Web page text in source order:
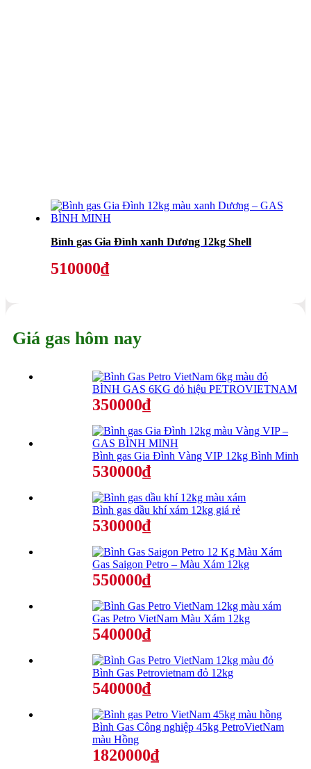
Bình gas Gia Đình xanh Dương 12kg Shell
510000₫
Giá gas hôm nay
BÌNH GAS 6KG đỏ hiệu PETROVIETNAM
350000₫
Bình gas Gia Đình Vàng VIP 12kg Bình Minh
530000₫
Bình gas dầu khí xám 12kg giá rẻ
530000₫
Gas Saigon Petro – Màu Xám 12kg
550000₫
Gas Petro VietNam Màu Xám 12kg
540000₫
Bình Gas Petrovietnam đỏ 12kg
540000₫
Bình Gas Công nghiệp 45kg PetroVietNam
màu Hồng
1820000₫